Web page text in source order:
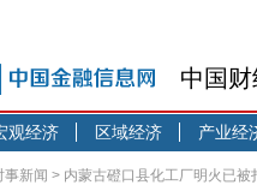
中国
观经济 区域经济 产业经
事新闻 > 内蒙古磴口县化工厂明火已被